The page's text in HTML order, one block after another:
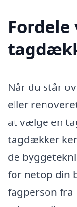
Når du står
eller
at vælge en
tagdækker
de
for netop din
fagperson fra